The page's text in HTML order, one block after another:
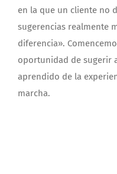
en la que un cliente no
sugerencias realmente
diferencia».
oportunidad de sugerir
aprendido de la
marcha.